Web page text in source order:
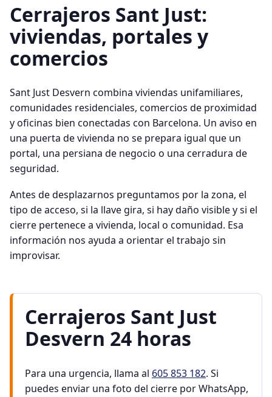
Cerrajeros Sant Just:
viviendas, portales y
comercios
Sant Just Desvern combina viviendas unifamiliares,
comunidades residenciales, comercios de proximidad
y oficinas bien conectadas con Barcelona. Un aviso en
una puerta de vivienda no se prepara igual que un
portal, una persiana de negocio o una cerradura de
seguridad.
Antes de desplazarnos preguntamos por la zona, el
tipo de acceso, si la llave gira, si hay daño visible y si el
cierre pertenece a vivienda, local o comunidad. Esa
información nos ayuda a orientar el trabajo sin
improvisar.
Cerrajeros Sant Just
Desvern 24 horas
Para una urgencia, llama al 605 853 182. Si
puedes enviar una foto del cierre por WhatsApp,